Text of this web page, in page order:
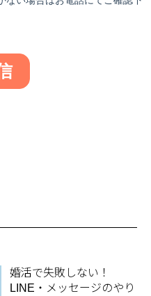
婚活で失敗しない！
LINE・メッセージのやり